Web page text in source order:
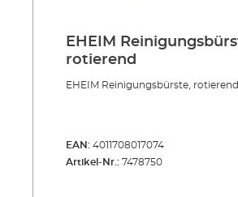
EHEIM
rotierend
EHEIM Reinigungsbürste, rotierend
EAN: 4011708017074
Artikel-Nr.: 7478750